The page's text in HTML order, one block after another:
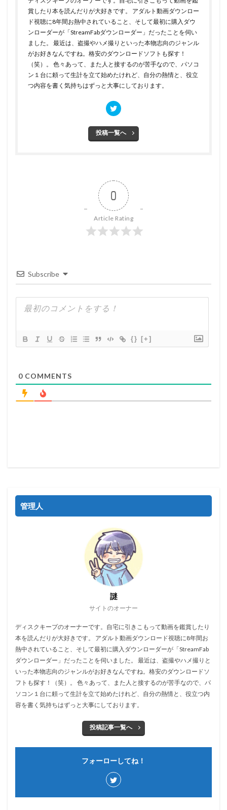
賞したり本を読んだりが大好きです。 アダルト動画ダウンロー
ド視聴に8年間お熱中されていること、そして最初に購入ダウ
ンローダーが「StreamFabダウンローダー」だったことを伺い
ました。 最近は、盗撮やハメ撮りといった本物志向のジャンル
がお好きなんですね。格安のダウンロードソフトも探す！
（笑）。 色々あって、また人と接するのが苦手なので、パソコ
ン１台に頼って生計を立て始めたけれど、自分の熱情と、役立
つ内容を書く気持ちはずっと大事にしております。
投稿一覧へ
0
Article Rating
Subscribe
{} [+]
0 COMMENTS
管理人
謎
サイトのオーナー
ディスクキープのオーナーです。自宅に引きこもって動画を鑑賞したり
本を読んだりが大好きです。 アダルト動画ダウンロード視聴に8年間お
熱中されていること、そして最初に購入ダウンローダーが「StreamFab
ダウンローダー」だったことを伺いました。 最近は、盗撮やハメ撮りと
いった本物志向のジャンルがお好きなんですね。格安のダウンロードソ
フトも探す！（笑）。 色々あって、また人と接するのが苦手なので、パ
ソコン１台に頼って生計を立て始めたけれど、自分の熱情と、役立つ内
容を書く気持ちはずっと大事にしております。
投稿記事一覧へ
フォーローしてね！